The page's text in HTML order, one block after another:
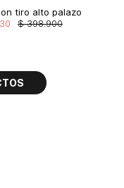
tiro alto palazo
$ 398.900